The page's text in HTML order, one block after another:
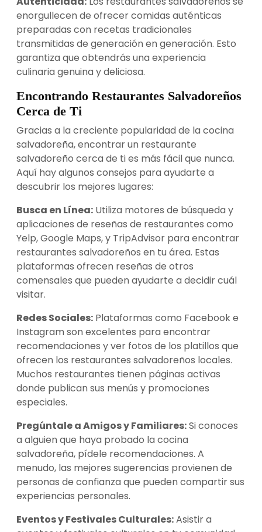
enorgullecen de ofrecer comidas auténticas
preparadas con recetas tradicionales
transmitidas de generación en generación. Esto
garantiza que obtendrás una experiencia
culinaria genuina y deliciosa.
Encontrando Restaurantes Salvadoreños
Cerca de Ti
Gracias a la creciente popularidad de la cocina
salvadoreña, encontrar un restaurante
salvadoreño cerca de ti es más fácil que nunca.
Aquí hay algunos consejos para ayudarte a
descubrir los mejores lugares:
Busca en Línea: Utiliza motores de búsqueda y
aplicaciones de reseñas de restaurantes como
Yelp, Google Maps, y TripAdvisor para encontrar
restaurantes salvadoreños en tu área. Estas
plataformas ofrecen reseñas de otros
comensales que pueden ayudarte a decidir cuál
visitar.
Redes Sociales: Plataformas como Facebook e
Instagram son excelentes para encontrar
recomendaciones y ver fotos de los platillos que
ofrecen los restaurantes salvadoreños locales.
Muchos restaurantes tienen páginas activas
donde publican sus menús y promociones
especiales.
Pregúntale a Amigos y Familiares:Si conoces
a alguien que haya probado la cocina
salvadoreña, pídele recomendaciones. A
menudo, las mejores sugerencias provienen de
personas de confianza que pueden compartir sus
experiencias personales.
Eventos y Festivales Culturales:Asistir a